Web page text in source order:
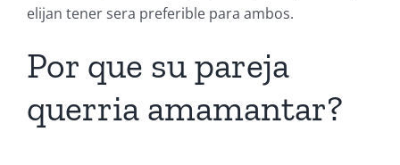
elijan tener sera preferible para ambos.
Por que su pareja
querria amamantar?